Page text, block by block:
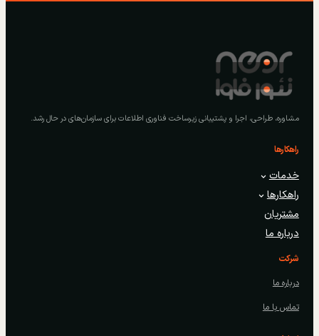
مشاوره، طراحی، اجرا و پشتیبانی زیرساخت فناوری اطلاعات برای سازمان‌های در حال رشد.
راهکارها
خدمات
راهکارها
مشتریان
درباره ما
شرکت
درباره ما
تماس با ما